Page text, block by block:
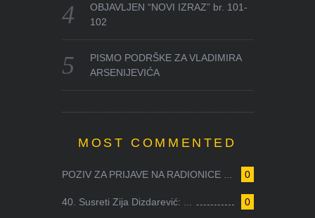
OBJAVLJEN “NOVI IZRAZ” br. 101-
102
PISMO PODRŠKE ZA VLADIMIRA
ARSENIJEVIĆA
MOST COMMENTED
0
POZIV ZA PRIJAVE NA RADIONICE ...
0
40. Susreti Zija Dizdarević: ...